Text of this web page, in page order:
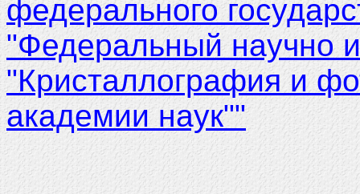
федерального
"Федеральный научно­
"Кристаллография и
академии наук""